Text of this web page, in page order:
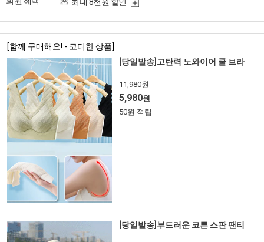
최대 8천원 할인
[함께 구매해요! - 코디한 상품]
[당일발송]고탄력 노와이어 쿨 브라
11,980원
5,980원
50원 적립
[당일발송]부드러운 코튼 스판 팬티